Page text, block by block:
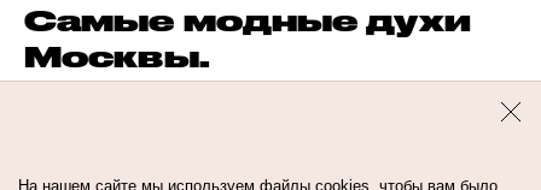
Самые модные духи
Москвы.
Разгадываем
На нашем сайте мы используем файлы cookies, чтобы вам было